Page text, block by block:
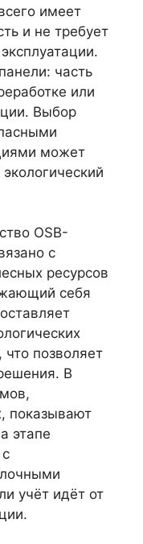
имеет
и не требует
часть
или
Выбор
может
OSB-
с
ресурсов
себя
что позволяет
В
показывают
этапе
учёт идёт от